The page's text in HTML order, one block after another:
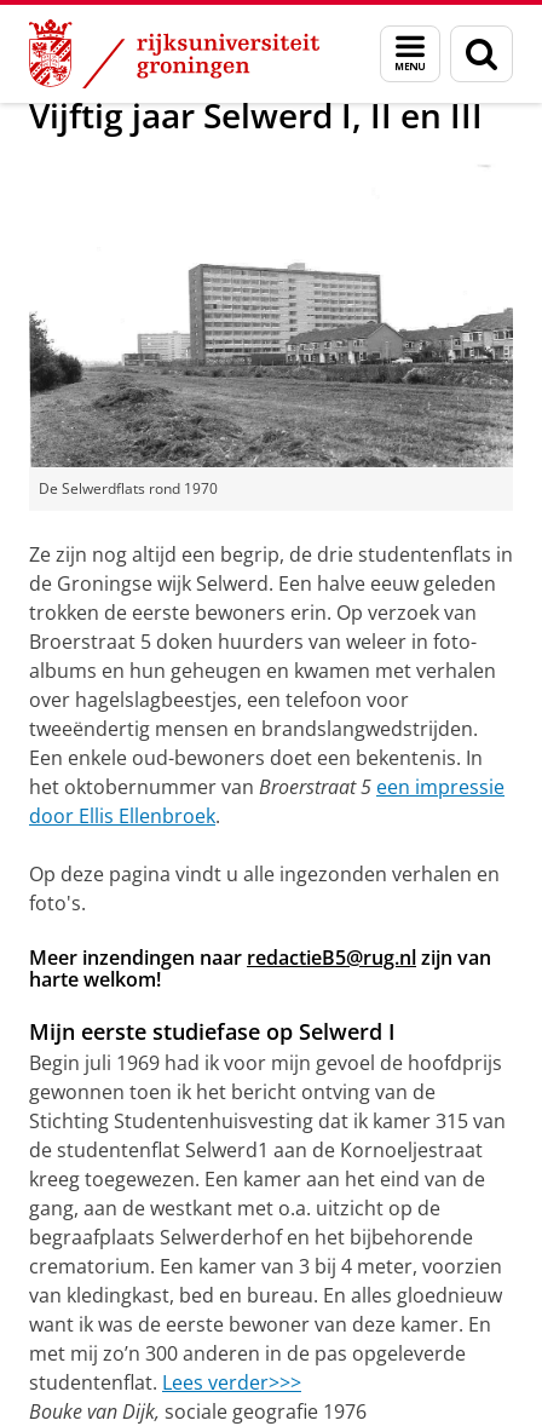
Skip
Content
Skip
Navigation
Menu
en
zoeken
Alumni Over alumni
Vijftig jaar Selwerd I, II en III
De Selwerdflats rond 1970
Ze zijn nog altijd een begrip, de drie studentenflats in
de Groningse wijk Selwerd. Een halve eeuw geleden
trokken de eerste bewoners erin. Op verzoek van
Broerstraat 5 doken huurders van weleer in foto-
albums en hun geheugen en kwamen met verhalen
over hagelslagbeestjes, een telefoon voor
tweeëndertig mensen en brandslangwedstrijden.
Een enkele oud-bewoners doet een bekentenis. In
het oktobernummer van Broerstraat 5 een impressie
door Ellis Ellenbroek.
Op deze pagina vindt u alle ingezonden verhalen en
foto's.
Meer inzendingen naar redactieB5@rug.nlzijn van
harte welkom!
Mijn eerste studiefase op Selwerd I
Begin juli 1969 had ik voor mijn gevoel de hoofdprijs
gewonnen toen ik het bericht ontving van de
Stichting Studentenhuisvesting dat ik kamer 315 van
de studentenflat Selwerd1 aan de Kornoeljestraat
kreeg toegewezen. Een kamer aan het eind van de
gang, aan de westkant met o.a. uitzicht op de
begraafplaats Selwerderhof en het bijbehorende
crematorium. Een kamer van 3 bij 4 meter, voorzien
van kledingkast, bed en bureau. En alles gloednieuw
want ik was de eerste bewoner van deze kamer. En
met mij zo’n 300 anderen in de pas opgeleverde
studentenflat. Lees verder>>>
Bouke van Dijk, sociale geografie 1976